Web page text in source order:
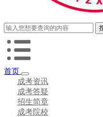
首页
成考资讯
成考答疑
招生简章
成考院校